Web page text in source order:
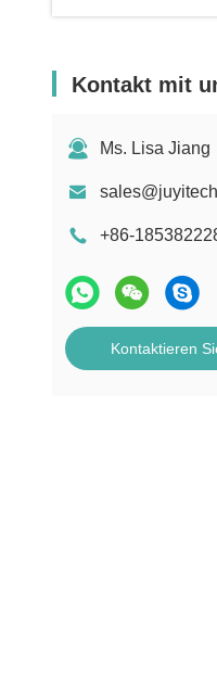
Kontakt mit
Ms. Lisa Jiang
+86-
Kontaktieren